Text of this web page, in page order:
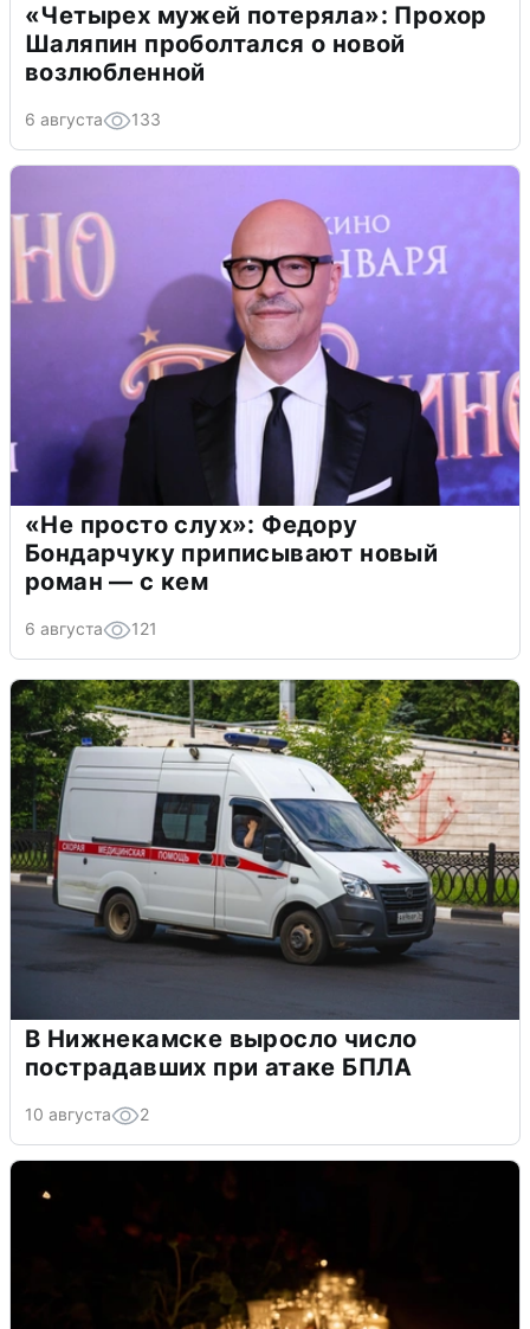
«Четырех мужей потеряла»: Прохор
Шаляпин проболтался о новой
возлюбленной
6 августа 133
«Не просто слух»: Федору
Бондарчуку приписывают новый
роман — с кем
6 августа 121
В Нижнекамске выросло число
пострадавших при атаке БПЛА
10 августа 2